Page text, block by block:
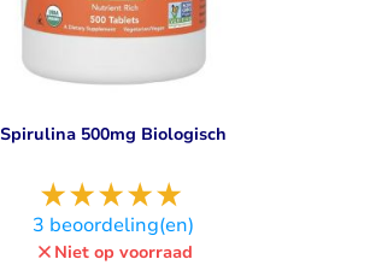
Spirulina 500mg Biologisch
3 beoordeling(en)
Niet op voorraad